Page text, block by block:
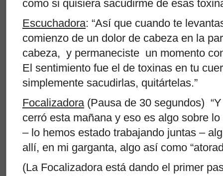
como si quisiera sacudirme de esas
Escuchadora: “Así que cuando te
comienzo de un dolor de cabeza en la
cabeza, y permaneciste un momento
El sentimiento fue el de toxinas en tu
simplemente sacudirlas, quitártelas.”
Focalizadora(Pausa de 30 segundos)
cerró esta mañana y eso es algo sobre
– lo hemos estado trabajando juntas –
allí, en mi garganta, algo así como
(La Focalizadora está dando el primer